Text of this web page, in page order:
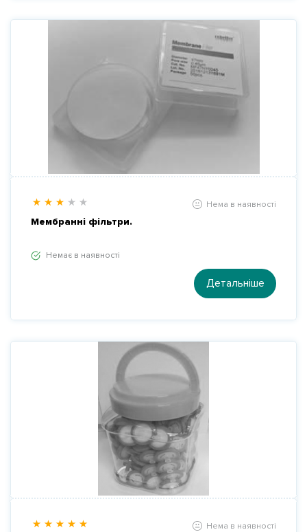
Нема в наявності
Мембранні фільтри.
Немає в наявності
Детальніше
Нема в наявності